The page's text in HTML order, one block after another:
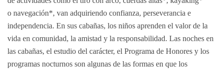
o navegación*, van adquiriendo confianza, perseverancia e
independencia. En sus cabañas, los niños aprenden el valor de la
vida en comunidad, la amistad y la responsabilidad. Las noches en
las cabañas, el estudio del carácter, el Programa de Honores y los
programas nocturnos son algunas de las formas en que los